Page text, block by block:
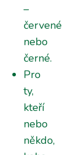
–
červené
nebo
černé.
Pro
ty,
kteří
nebo
někdo,